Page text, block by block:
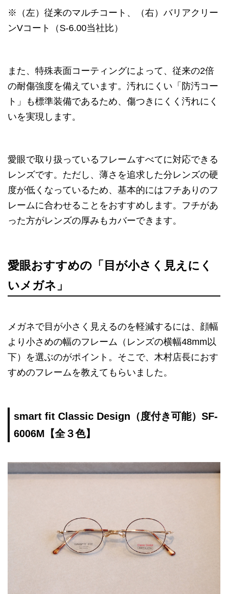
※（左）従来のマルチコート、（右）バリアクリー
ンVコート（S‐6.00当社比）
また、特殊表面コーティングによって、従来の2倍
の耐傷強度を備えています。汚れにくい「防汚コー
ト」も標準装備であるため、傷つきにくく汚れにく
いを実現します。
愛眼で取り扱っているフレームすべてに対応できる
レンズです。ただし、薄さを追求した分レンズの硬
度が低くなっているため、基本的にはフチありのフ
レームに合わせることをおすすめします。フチがあ
った方がレンズの厚みもカバーできます。
愛眼おすすめの「目が小さく見えにく
いメガネ」
メガネで目が小さく見えるのを軽減するには、顔幅
より小さめの幅のフレーム（レンズの横幅48mm以
下）を選ぶのがポイント。そこで、木村店長におす
すめのフレームを教えてもらいました。
smart fit Classic Design（度付き可能）SF-
6006M【全３色】